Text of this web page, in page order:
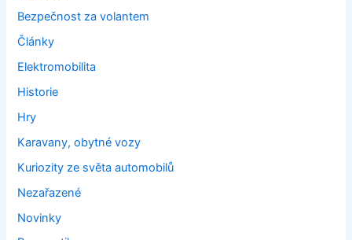
Bezpečnost za volantem
Články
Elektromobilita
Historie
Hry
Karavany, obytné vozy
Kuriozity ze světa automobilů
Nezařazené
Novinky